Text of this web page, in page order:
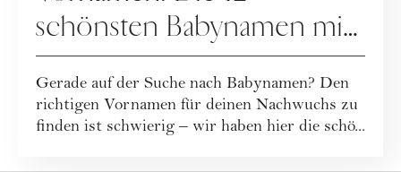
schönsten Babynamen mit
"U"
Gerade auf der Suche nach Babynamen? Den
richtigen Vornamen für deinen Nachwuchs zu
finden ist schwierig – wir haben hier die schö...